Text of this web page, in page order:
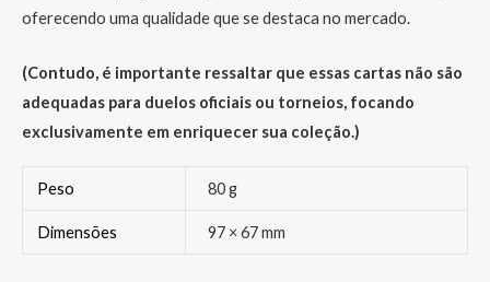
oferecendo uma qualidade que se destaca no mercado.
(Contudo, é importante ressaltar que essas cartas não são
adequadas para duelos oficiais ou torneios, focando
exclusivamente em enriquecer sua coleção.)
Peso 80 g
Dimensões 97 × 67 mm